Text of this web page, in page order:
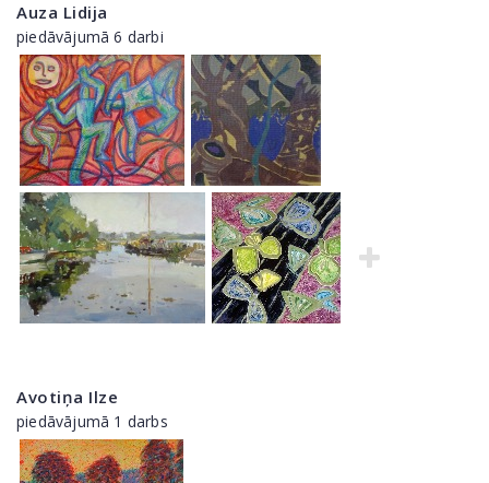
Auza Lidija
piedāvājumā 6 darbi
Avotiņa Ilze
piedāvājumā 1 darbs